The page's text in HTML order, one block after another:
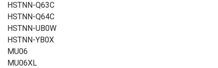
HSTNN-Q63C
HSTNN-Q64C
HSTNN-UB0W
HSTNN-YB0X
MU06
MU06XL